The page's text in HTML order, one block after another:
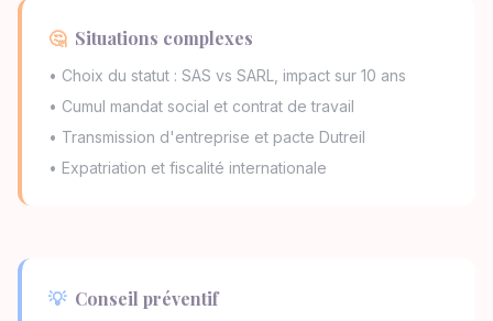
🤔 Situations complexes
• Choix du statut : SAS vs SARL, impact sur 10 ans
• Cumul mandat social et contrat de travail
• Transmission d'entreprise et pacte Dutreil
• Expatriation et fiscalité internationale
💡 Conseil préventif